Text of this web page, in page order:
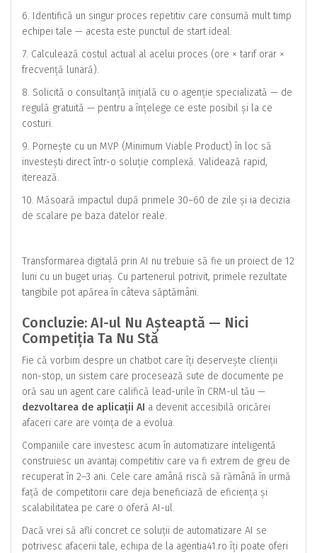
6. Identifică un singur proces repetitiv care consumă mult timp
echipei tale — acesta este punctul de start ideal.
7. Calculează costul actual al acelui proces (ore × tarif orar ×
frecvență lunară).
8. Solicită o consultanță inițială cu o agenție specializată — de
regulă gratuită — pentru a înțelege ce este posibil și la ce
costuri.
9. Pornește cu un MVP (Minimum Viable Product) în loc să
investești direct într-o soluție complexă. Validează rapid,
iterează.
10. Măsoară impactul după primele 30–60 de zile și ia decizia
de scalare pe baza datelor reale.
Transformarea digitală prin AI nu trebuie să fie un proiect de 12
luni cu un buget uriaș. Cu partenerul potrivit, primele rezultate
tangibile pot apărea în câteva săptămâni.
Concluzie: AI-ul Nu Așteaptă — Nici
Competiția Ta Nu Stă
Fie că vorbim despre un chatbot care îți deservește clienții
non-stop, un sistem care procesează sute de documente pe
oră sau un agent care califică lead-urile în CRM-ul tău —
dezvoltarea de aplicații AI a devenit accesibilă oricărei
afaceri care are voința de a evolua.
Companiile care investesc acum în automatizare inteligentă
construiesc un avantaj competitiv care va fi extrem de greu de
recuperat în 2–3 ani. Cele care amână riscă să rămână în urmă
față de competitorii care deja beneficiază de eficiența și
scalabilitatea pe care o oferă AI-ul.
Dacă vrei să afli concret ce soluții de automatizare AI se
potrivesc afacerii tale, echipa de la agentia41.ro îți poate oferi